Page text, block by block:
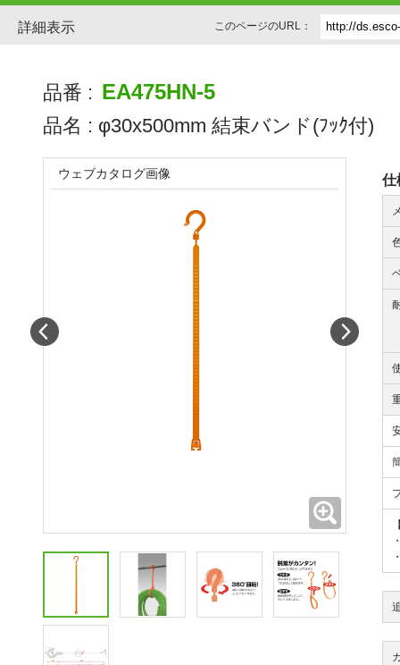
詳細表示 このページのURL：
品番 : EA475HN-5
品名 : φ30x500mm 結束バンド(ﾌｯｸ付)
仕
ウェブカタログ画像